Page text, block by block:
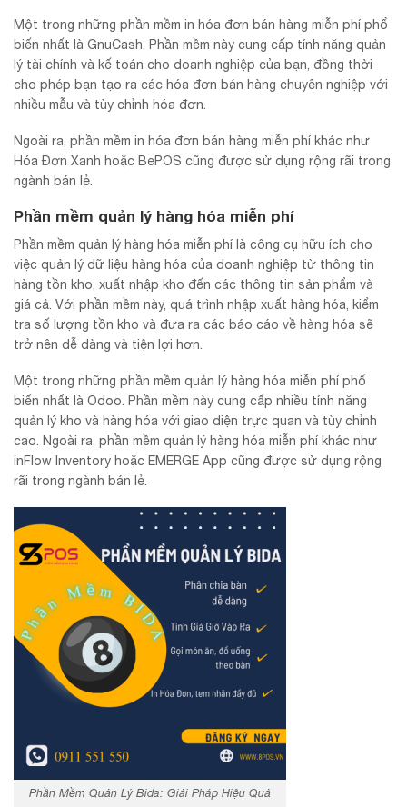
Một trong những phần mềm in hóa đơn bán hàng miễn phí phổ
biến nhất là GnuCash. Phần mềm này cung cấp tính năng quản
lý tài chính và kế toán cho doanh nghiệp của bạn, đồng thời
cho phép bạn tạo ra các hóa đơn bán hàng chuyên nghiệp với
nhiều mẫu và tùy chỉnh hóa đơn.
Ngoài ra, phần mềm in hóa đơn bán hàng miễn phí khác như
Hóa Đơn Xanh hoặc BePOS cũng được sử dụng rộng rãi trong
ngành bán lẻ.
Phần mềm quản lý hàng hóa miễn phí
Phần mềm quản lý hàng hóa miễn phí là công cụ hữu ích cho
việc quản lý dữ liệu hàng hóa của doanh nghiệp từ thông tin
hàng tồn kho, xuất nhập kho đến các thông tin sản phẩm và
giá cả. Với phần mềm này, quá trình nhập xuất hàng hóa, kiểm
tra số lượng tồn kho và đưa ra các báo cáo về hàng hóa sẽ
trở nên dễ dàng và tiện lợi hơn.
Một trong những phần mềm quản lý hàng hóa miễn phí phổ
biến nhất là Odoo. Phần mềm này cung cấp nhiều tính năng
quản lý kho và hàng hóa với giao diện trực quan và tùy chỉnh
cao. Ngoài ra, phần mềm quản lý hàng hóa miễn phí khác như
inFlow Inventory hoặc EMERGE App cũng được sử dụng rộng
rãi trong ngành bán lẻ.
Phần Mềm Quản Lý Bida: Giải Pháp Hiệu Quả